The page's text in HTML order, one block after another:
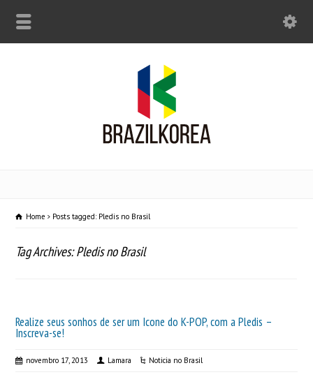
Home Posts tagged: Pledis no Brasil
Tag Archives: Pledis no Brasil
Realize seus sonhos de ser um Icone do K-POP, com a Pledis –
Inscreva-se!
novembro 17, 2013 Lamara Noticia no Brasil